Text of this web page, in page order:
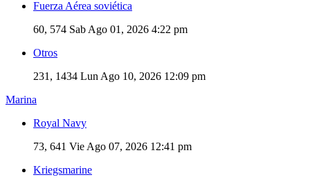
Fuerza Aérea soviética
60, 574 Sab Ago 01, 2026 4:22 pm
Otros
231, 1434 Lun Ago 10, 2026 12:09 pm
Marina
Royal Navy
73, 641 Vie Ago 07, 2026 12:41 pm
Kriegsmarine